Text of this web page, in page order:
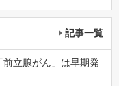
記事一覧
立腺がん」は早期発